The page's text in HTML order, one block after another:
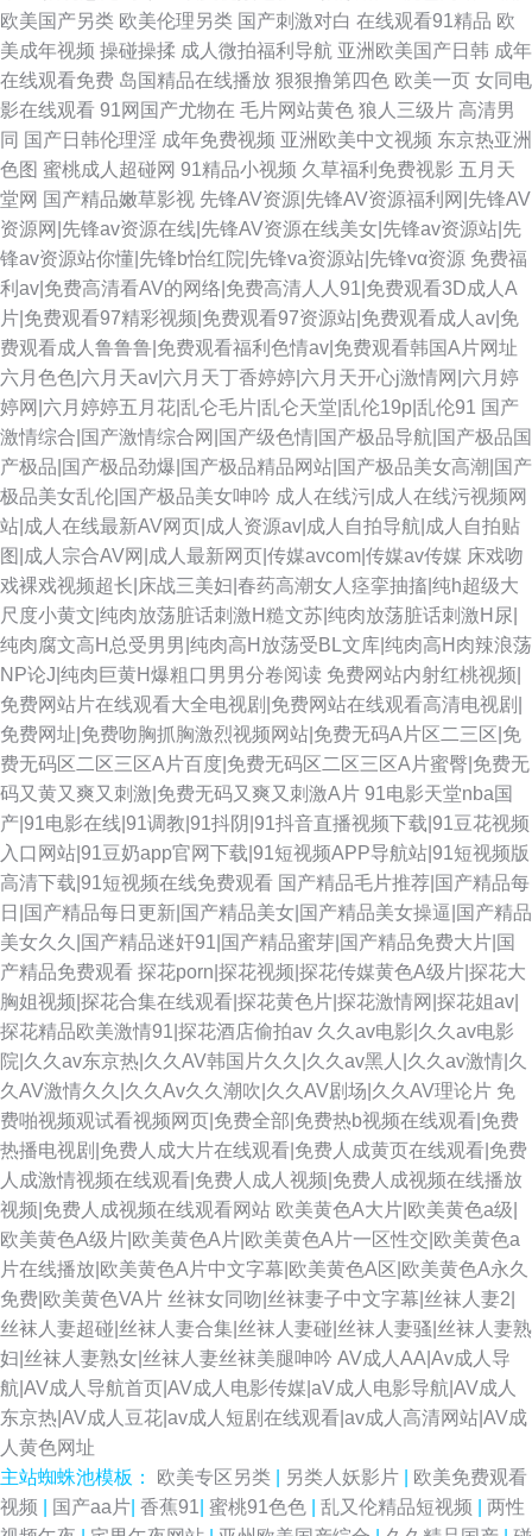
欧美国产另类 欧美伦理另类 国产刺激对白 在线观看91精品 欧
美成年视频 操碰操揉 成人微拍福利导航 亚洲欧美国产日韩 成年
在线观看免费 岛国精品在线播放 狠狠撸第四色 欧美一页 女同电
影在线观看 91网国产尤物在 毛片网站黄色 狼人三级片 高清男
同 国产日韩伦理淫 成年免费视频 亚洲欧美中文视频 东京热亚洲
色图 蜜桃成人超碰网 91精品小视频 久草福利免费视影 五月天
堂网 国产精品嫩草影视 先锋AV资源|先锋AV资源福利网|先锋AV
资源网|先锋av资源在线|先锋AV资源在线美女|先锋av资源站|先
锋av资源站你懂|先锋b怡红院|先锋va资源站|先锋vα资源 免费福
利av|免费高清看AV的网络|免费高清人人91|免费观看3D成人A
片|免费观看97精彩视频|免费观看97资源站|免费观看成人av|免
费观看成人鲁鲁鲁|免费观看福利色情av|免费观看韩国A片网址
六月色色|六月天av|六月天丁香婷婷|六月天开心j激情网|六月婷
婷网|六月婷婷五月花|乱仑毛片|乱仑天堂|乱伦19p|乱伦91 国产
激情综合|国产激情综合网|国产级色情|国产极品导航|国产极品国
产极品|国产极品劲爆|国产极品精品网站|国产极品美女高潮|国产
极品美女乱伦|国产极品美女呻吟 成人在线污|成人在线污视频网
站|成人在线最新AV网页|成人资源av|成人自拍导航|成人自拍贴
图|成人宗合AV网|成人最新网页|传媒avcom|传媒av传媒 床戏吻
戏裸戏视频超长|床战三美妇|春药高潮女人痉挛抽搐|纯h超级大
尺度小黄文|纯肉放荡脏话刺激H糙文苏|纯肉放荡脏话刺激H尿|
纯肉腐文高H总受男男|纯肉高H放荡受BL文库|纯肉高H肉辣浪荡
NP论J|纯肉巨黄H爆粗口男男分卷阅读 免费网站内射红桃视频|
免费网站片在线观看大全电视剧|免费网站在线观看高清电视剧|
免费网址|免费吻胸抓胸激烈视频网站|免费无码A片区二三区|免
费无码区二区三区A片百度|免费无码区二区三区A片蜜臀|免费无
码又黄又爽又刺激|免费无码又爽又刺激A片 91电影天堂nba国
产|91电影在线|91调教|91抖阴|91抖音直播视频下载|91豆花视频
入口网站|91豆奶app官网下载|91短视频APP导航站|91短视频版
高清下载|91短视频在线免费观看 国产精品毛片推荐|国产精品每
日|国产精品每日更新|国产精品美女|国产精品美女操逼|国产精品
美女久久|国产精品迷奸91|国产精品蜜芽|国产精品免费大片|国
产精品免费观看 探花porn|探花视频|探花传媒黄色A级片|探花大
胸姐视频|探花合集在线观看|探花黄色片|探花激情网|探花姐av|
探花精品欧美激情91|探花酒店偷拍av 久久av电影|久久av电影
院|久久av东京热|久久AV韩国片久久|久久av黑人|久久av激情|久
久AV激情久久|久久Av久久潮吹|久久AV剧场|久久AV理论片 免
费啪视频观试看视频网页|免费全部|免费热b视频在线观看|免费
热播电视剧|免费人成大片在线观看|免费人成黄页在线观看|免费
人成激情视频在线观看|免费人成人视频|免费人成视频在线播放
视频|免费人成视频在线观看网站 欧美黄色A大片|欧美黄色a级|
欧美黄色A级片|欧美黄色A片|欧美黄色A片一区性交|欧美黄色a
片在线播放|欧美黄色A片中文字幕|欧美黄色A区|欧美黄色A永久
免费|欧美黄色VA片 丝袜女同吻|丝袜妻子中文字幕|丝袜人妻2|
丝袜人妻超碰|丝袜人妻合集|丝袜人妻碰|丝袜人妻骚|丝袜人妻熟
妇|丝袜人妻熟女|丝袜人妻丝袜美腿呻吟 AV成人AA|Av成人导
航|AV成人导航首页|AV成人电影传媒|aV成人电影导航|AV成人
东京热|AV成人豆花|av成人短剧在线观看|av成人高清网站|AV成
人黄色网址
主站蜘蛛池模板： 欧美专区另类 另类人妖影片
欧美免费观看
视频
国产aa片 香蕉91 蜜桃91色色 乱又伦精品短视频
两性